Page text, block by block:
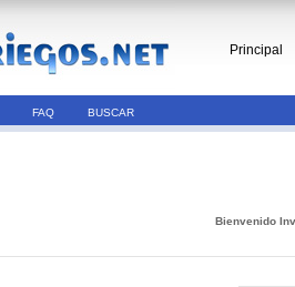
Principal
FAQ BUSCAR
Bienvenido